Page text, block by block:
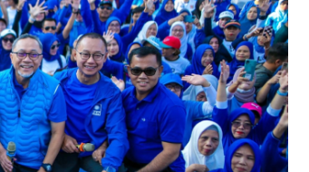
EKONOMI
Pansus RPJMD
Dorong Penurunan
Kemiskinan, Atty
Somaddikarya
DAERAH
Danantara Tunjuk
Investor Tiongkok
untuk Proyek
PSEL Bogor Raya